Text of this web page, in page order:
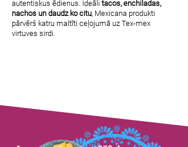
autentiskus ēdienus. Ideāli tacos, enchiladas,
nachos un daudz ko citu, Mexicana produkti
pārvērš katru maltīti ceļojumā uz Tex-mex
virtuves sirdi.